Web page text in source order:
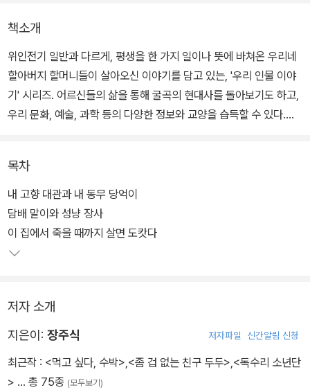
책소개
위인전기 일반과 다르게, 평생을 한 가지 일이나 뜻에 바쳐온 우리네
할아버지 할머니들이 살아오신 이야기를 담고 있는, '우리 인물 이야
기' 시리즈. 어르신들의 삶을 통해 굴곡의 현대사를 돌아보기도 하고,
우리 문화, 예술, 과학 등의 다양한 정보와 교양을 습득할 수 있다.
자, 한국 민주화에 큰 구실을 한 실천하는 지성인, 리영희 선생의 삶을
그린다. 우리의 근현대사와 밀접하게 맞물려 있는 리영희 선생의 삶
속에서 아이들과 함께 나눌 만한 이야기를 아이들 눈높이에 맞게 풀
어냈다.
목차
내 고향 대관과 내 동무 당억이
담배 말이와 성냥 장사
이 집에서 죽을 때까지 살면 도캇다
저자 소개
지은이: 장주식 저자파일 신간알림 신청
최근작 : <먹고 싶다, 수박>,<좀 겁 없는 친구 두두>,<독수리 소년단
> … 총 75종 (모두보기)